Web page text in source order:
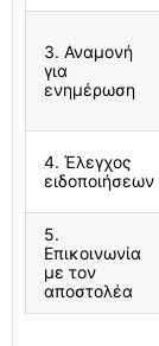
3. Αναμονή
για
ενημέρωση
4. Έλεγχος
ειδοποιήσεων
5.
Επικοινωνία
με τον
αποστολέα